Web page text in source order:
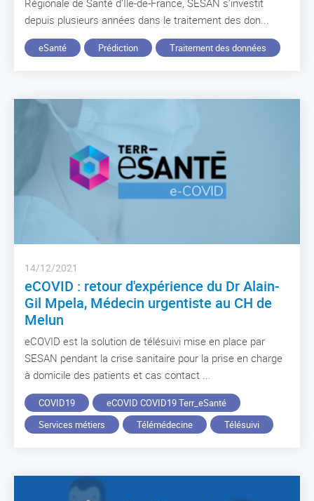
depuis plusieurs années dans le traitement des don...
eSanté Prédiction Traitement des données
14/12/2021
eCOVID : retour d'expérience du Dr Alain-
Gil Mpela, Médecin urgentiste au CH de
Melun
eCOVID est la solution de télésuivi mise en place par
SESAN pendant la crise sanitaire pour la prise en charge
à domicile des patients et cas contact ...
COVID19
eCOVID COVID19 Terr_eSanté
Services métiers
Télémédecine Télésuivi